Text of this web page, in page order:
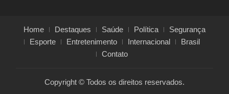
Home Destaques Saúde Política
Segurança
Esporte
Entretenimento Internacional
Brasil
Contato
Copyright © Todos os direitos reservados.